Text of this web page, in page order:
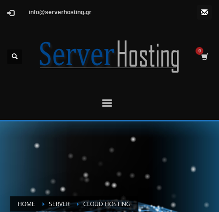
info@serverhosting.gr
HOME SERVER CLOUD HOSTING